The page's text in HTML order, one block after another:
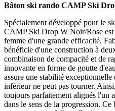
Bâton ski rando CAMP Ski
Spécialement développé pour le
CAMP Ski Drop W Noir/Rose est
femme d'une grande efficacité.
bénéficie d'une construction à
combinaison de compacité et de
innovante en forme de goutte
assure une stabilité exceptionnelle
inférieur ne peut pas tourner.
toujours parfaitement alignés l'un
dans le sens de la progression. Ce